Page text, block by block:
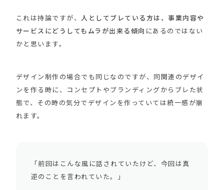
これは持論ですが、 人としてブレている方は、事業内容や
サービスにどうしてもムラが出来る傾向 にあるのではない
かと思います。
デザイン制作の場合でも同じなのですが、同関連のデザイ
ンを作る時に、コンセプトやブランディングからブレた状
態で、その時の気分でデザインを作っていては統一感が崩
れます。
「前回はこんな風に話されていたけど、今回は真
逆のことを言われていた。」